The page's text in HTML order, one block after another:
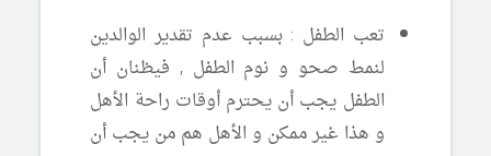
تعب الطفل : بسبب عدم تقدير الوالدين
لنمط صحو و نوم الطفل , فيظنان أن
الطفل يجب أن يحترم أوقات راحة الأهل
و هذا غير ممكن و الأهل هم من يجب أن